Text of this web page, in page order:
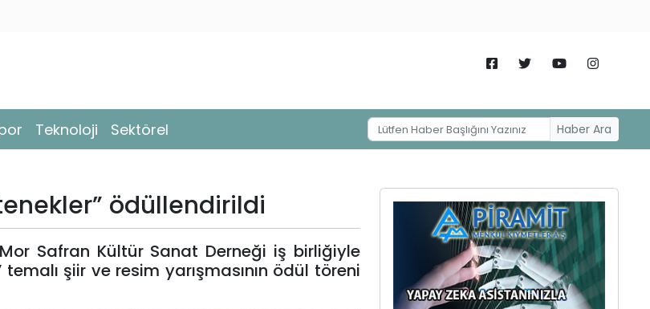
Teknoloji Sektörel Haber Ara
ödüllendirildi
Safran Kültür Sanat Derneği iş birliğiyle
şiir ve resim yarışmasının ödül töreni